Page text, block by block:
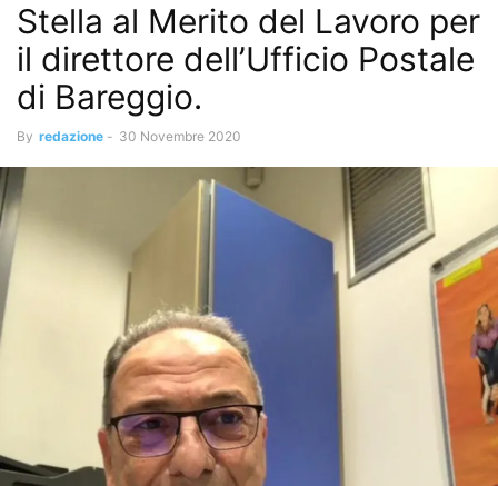
Stella al Merito del Lavoro per
il direttore dell’Ufficio Postale
di Bareggio.
By redazione - 30 Novembre 2020